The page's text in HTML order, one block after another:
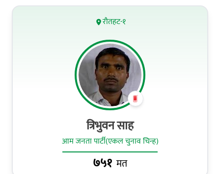
रौतहट-१
त्रिभुवन साह
आम जनता पार्टी(एकल चुनाव चिन्ह)
७५१ मत